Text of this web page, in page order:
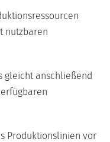
nutzbaren
gleicht anschließend
Produktionslinien vor